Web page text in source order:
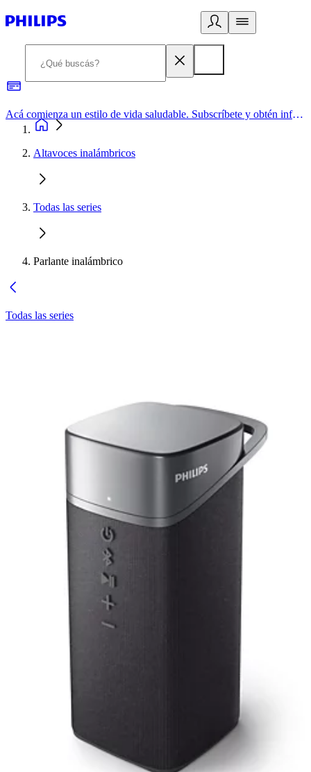
Acá comienza un estilo de vida saludable. Subscríbete y obtén información de primera mano
Altavoces inalámbricos
Todas las series
Parlante inalámbrico
Todas las series